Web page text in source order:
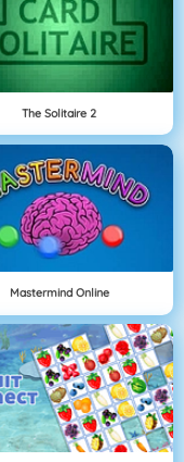
The Solitaire 2
Mastermind Online